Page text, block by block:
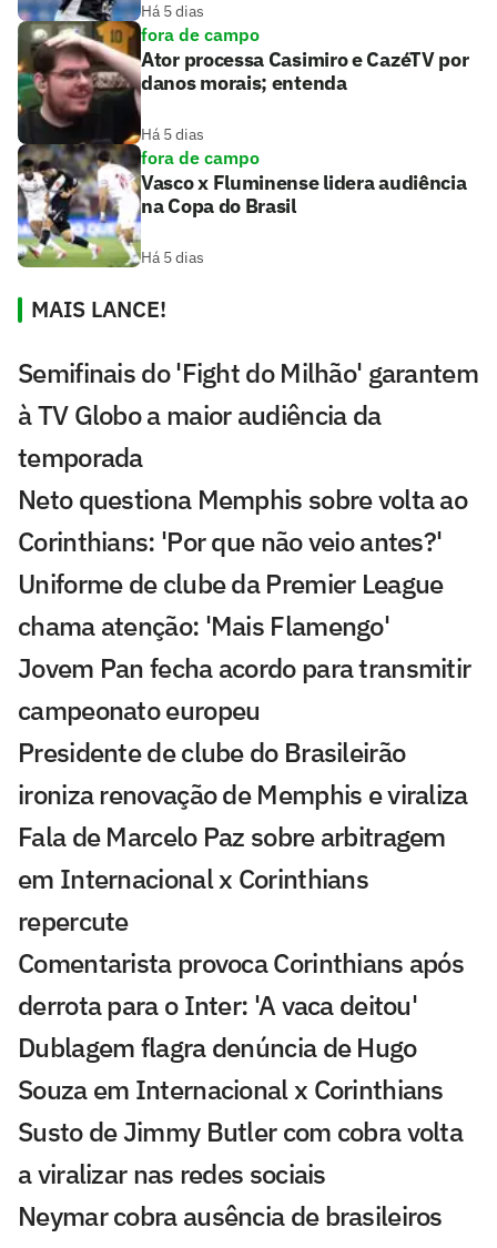
Há 5 dias
fora de campo
Ator processa Casimiro e CazéTV por
danos morais; entenda
Há 5 dias
fora de campo
Vasco x Fluminense lidera audiência
na Copa do Brasil
Há 5 dias
MAIS LANCE!
Semifinais do 'Fight do Milhão' garantem
à TV Globo a maior audiência da
temporada
Neto questiona Memphis sobre volta ao
Corinthians: 'Por que não veio antes?'
Uniforme de clube da Premier League
chama atenção: 'Mais Flamengo'
Jovem Pan fecha acordo para transmitir
campeonato europeu
Presidente de clube do Brasileirão
ironiza renovação de Memphis e viraliza
Fala de Marcelo Paz sobre arbitragem
em Internacional x Corinthians
repercute
Comentarista provoca Corinthians após
derrota para o Inter: 'A vaca deitou'
Dublagem flagra denúncia de Hugo
Souza em Internacional x Corinthians
Susto de Jimmy Butler com cobra volta
a viralizar nas redes sociais
Neymar cobra ausência de brasileiros